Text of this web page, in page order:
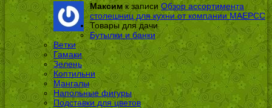
Максимк записи Обзор ассортимента
столешниц для кухни от компании МАЕРСС
Товары для дачи
Бутылки и банки
Ветки
Гамаки
Зелень
Коптильни
Мангалы
Напольные фигуры
Подставки для цветов